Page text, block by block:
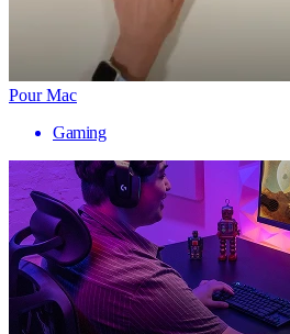
Pour Mac
Gaming